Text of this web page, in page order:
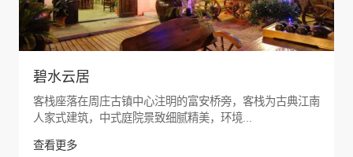
碧水云居
客栈座落在周庄古镇中心注明的富安桥旁，客栈为古典江南
人家式建筑，中式庭院景致细腻精美，环境...
查看更多